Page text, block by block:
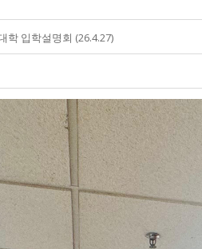
황
진
안내
학 입학설명회 (26.4.27)